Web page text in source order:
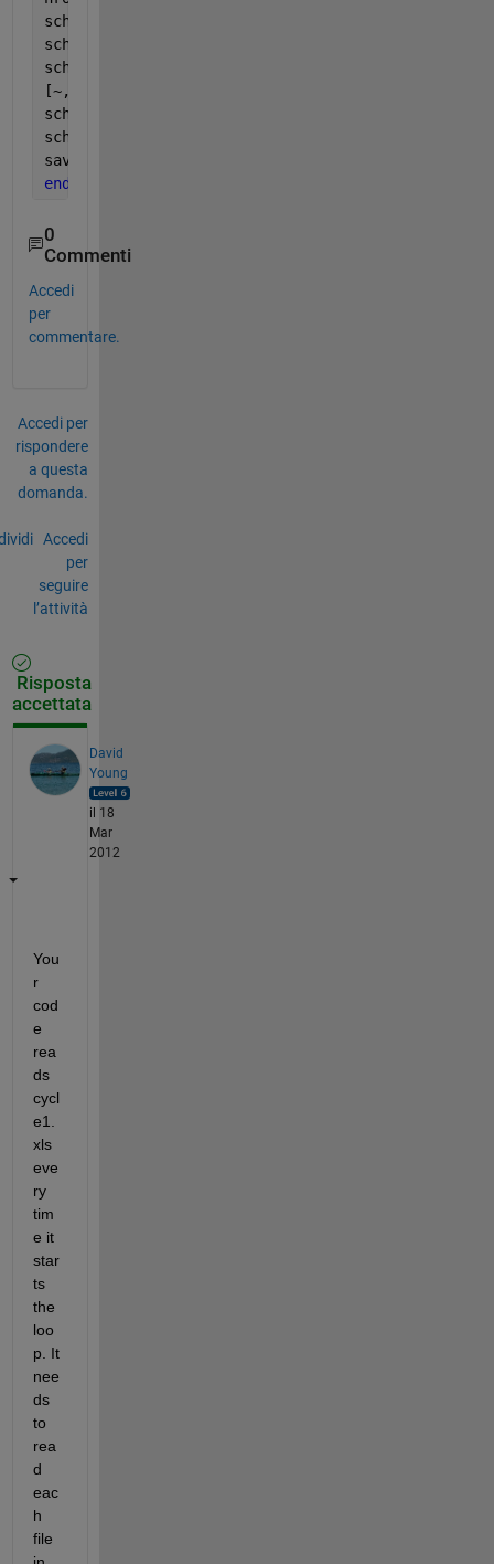
sch_grade=[0,0;nrows,0];
sch_grade=[0 0;nrows 0];
sch_key_on=[0 1; nrows 1];
[~,fn] = fileparts(x{k});
sch_metadata.name = fn;
sch_metadata.proprietary=
save([fn,
end
0
Commenti
Accedi
per
commentare.
Accedi per
rispondere
a questa
domanda.
Accedi
per
seguire
l’attività
Risposta
accettata
David
Young
il 18
Mar
2012
You
r
cod
e
rea
ds
cycl
e1.
xls
eve
ry
tim
e it
star
ts
the
loo
p. It
nee
ds
to
rea
d
eac
h
file